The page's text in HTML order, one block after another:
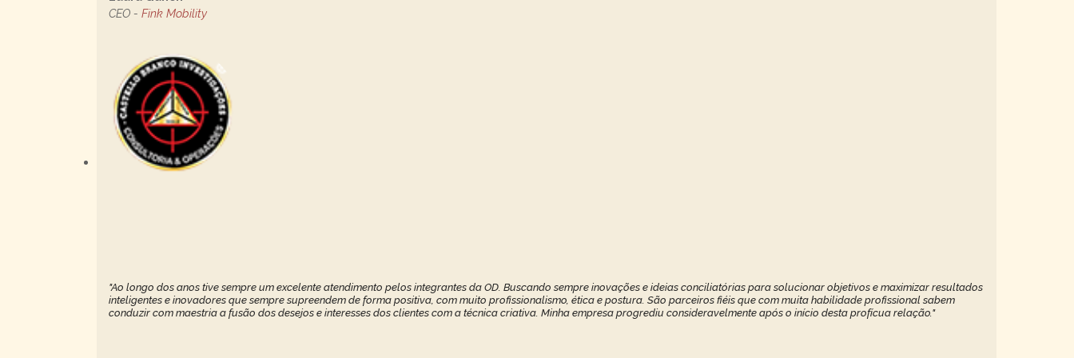
CEO - Fink Mobility
"Ao longo dos anos tive sempre um excelente atendimento pelos integrantes da OD. Buscando sempre inovações e ideias conciliatórias para solucionar objetivos e maximizar resultados
inteligentes e inovadores que sempre supreendem de forma positiva, com muito profissionalismo, ética e postura. São parceiros fiéis que com muita habilidade profissional sabem
conduzir com maestria a fusão dos desejos e interesses dos clientes com a técnica criativa. Minha empresa progrediu consideravelmente após o início desta profícua relação."